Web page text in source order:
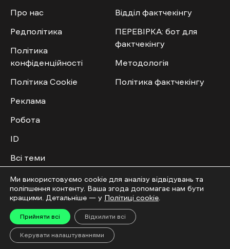
Про нас
Редполітика
Політика
конфіденційності
Політика Cookie
Реклама
Робота
ID
Всі теми
Публічний договір
Відділ фактчекінгу
ПЕРЕВІРКА: бот для
фактчекінгу
Методологія
Політика фактчекінгу
Мультимедіа
Відео
Фото
Спільнота
Приєднатись
Ми використовуємо cookie для аналізу відвідувань та
поліпшення контенту. Ваша згода допомагає нам бути
кращими. Детальніше — у Політиці cookie
Прийняти всі Відхилити всі
Керувати налаштуваннями